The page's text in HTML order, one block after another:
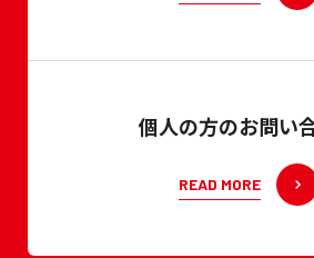
個人の方のお問い
READ MORE